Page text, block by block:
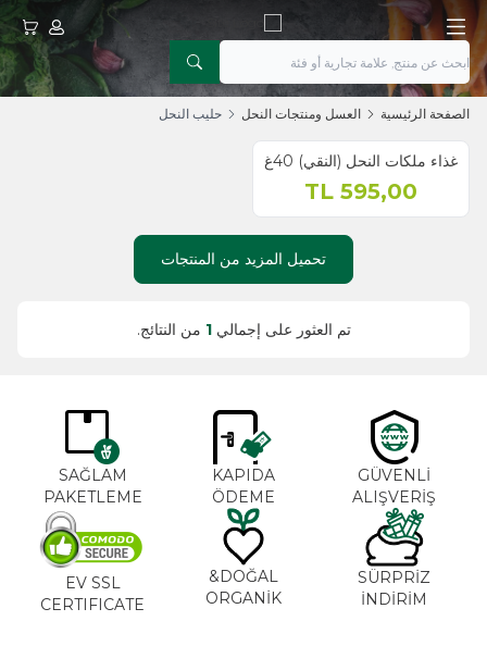
حسابيعربتي
الصفحة الرئيسية العسل ومنتجات النحل حليب النحل
غذاء ملكات النحل (النقي) 40غ
595,00
تحميل المزيد من المنتجات
تم العثور على إجمالي1 من النتائج.
GÜVENLİ
ALIŞVERİŞ
KAPIDA
ÖDEME
SAĞLAM
PAKETLEME
SÜRPRİZ
İNDİRİM
DOĞAL&
ORGANİK
EV SSL
CERTIFICATE